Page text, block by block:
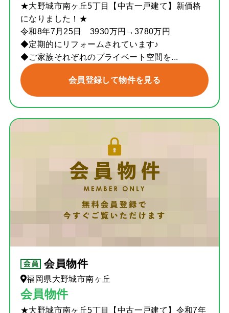
★大野城市南ヶ丘5丁目【中古一戸建て】新価格
になりました！★
令和8年7月25日 3930万円→3780万円
◆定期的にリフォームされています♪
◆ご家族それぞれのプライベート空間を...
会員登録して物件を見る
会員物件
福岡県大野城市南ヶ丘
会員物件
★大野城市南ヶ丘5丁目【中古一戸建て】令和7年